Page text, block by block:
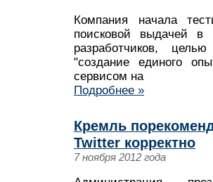
Компания начала
поисковой выдачей
разработчиков,
"создание единого
сервисом на
Подробнее »
Кремль
Twitter корректно
7 ноября 2012 года